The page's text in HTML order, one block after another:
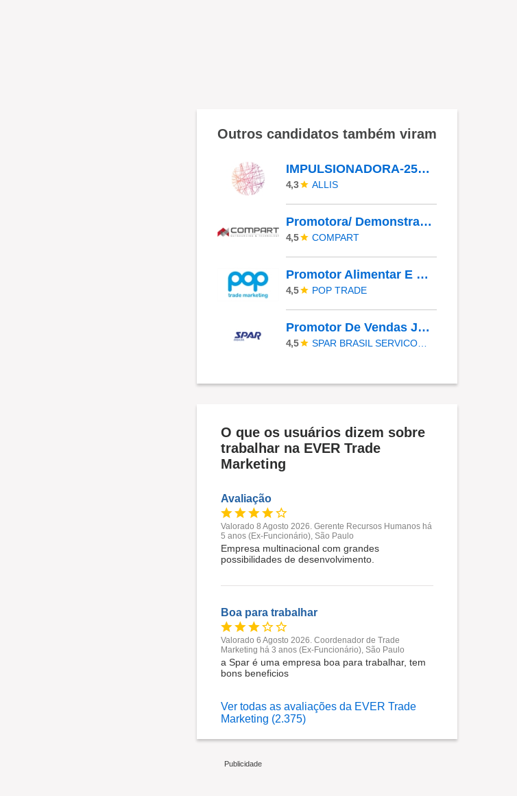
Outros candidatos também viram
IMPULSIONADORA-252097
4,3 ALLIS
Promotora/ Demonstradora - Frios | Jacareí (SP)
4,5 COMPART
Promotor Alimentar E Farma JR - COBERTURA DE AFASTAMENTO _ GUARULHOS_SP
4,5 POP TRADE
Promotor De Vendas JR - TABOÃO DA SERRA - COBERTURA DE FERIAS
4,5
O que os usuários dizem sobre
trabalhar na EVER Trade
Marketing
Avaliação
Valorado 8 Agosto 2026. Gerente Recursos Humanos há
5 anos (Ex-Funcionário), São Paulo
Empresa multinacional com grandes
possibilidades de desenvolvimento.
Boa para trabalhar
Valorado 6 Agosto 2026. Coordenador de Trade
Marketing há 3 anos (Ex-Funcionário), São Paulo
a Spar é uma empresa boa para trabalhar, tem
bons beneficios
Ver todas as avaliações da EVER Trade
Marketing (2.375)